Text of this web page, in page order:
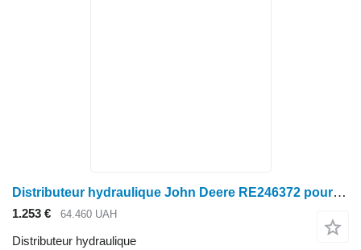
Distributeur hydraulique John Deere RE246372 pour tracteur à roues John Deere
1.253 € 64.460 UAH
Distributeur hydraulique